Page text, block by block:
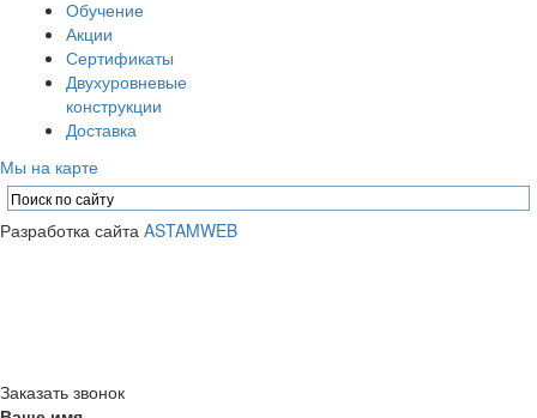
Обучение
Акции
Сертификаты
Двухуровневые
конструкции
Доставка
Мы на карте
Разработка сайта ASTAMWEB
Заказать звонок